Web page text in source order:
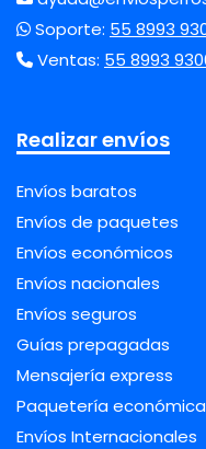
Soporte: 55 8993
Ventas: 55 8993
Realizar envíos
Envíos baratos
Envíos de paquetes
Envíos económicos
Envíos nacionales
Envíos seguros
Guías prepagadas
Mensajería express
Paquetería económica
Envíos Internacionales